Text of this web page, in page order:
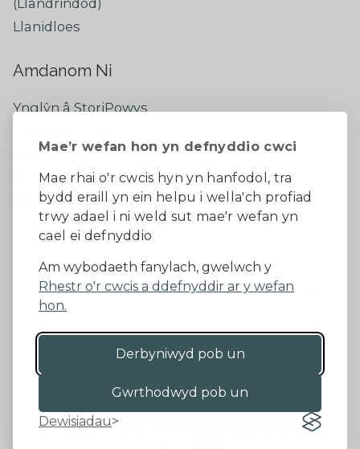
Mae’r wefan hon yn defnyddio cwci
Mae rhai o'r cwcis hyn yn hanfodol, tra
bydd eraill yn ein helpu i wella'ch profiad
trwy adael i ni weld sut mae'r wefan yn
cael ei defnyddio
Am wybodaeth fanylach, gwelwch y
Rhestr o'r cwcis a ddefnyddir ar y wefan
hon.
Derbyniwyd pob un
Gwrthodwyd pob un
Dewisiadau
Llanidloes
Amdanom Ni
Ynglŷn â StoriPowys
Newyddion Diweddaraf
Dywedwch eich barn
Facebook
Datganiad Hygyrchedd
Diogelu Data a Phreifatrwydd
Telerau ac amodau
©2026 - Cyngor Sir Powys